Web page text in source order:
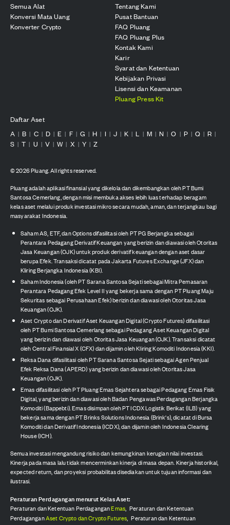
Semua Alat
Konversi Mata Uang
Konverter Crypto
Tentang Kami
Pusat Bantuan
FAQ Pluang
FAQ Pluang Plus
Kontak Kami
Karir
Syarat dan Ketentuan
Kebijakan Privasi
Lisensi dan Keamanan
Pluang Press Kit
Daftar Aset
A | B | C | D | E | F | G | H | I | J | K | L | M | N | O | P | Q | R |
S | T | U | V | W | X | Y | Z
©2026Pluang. All rights reserved.
Pluang adalah aplikasi finansial yang dikelola dan dikembangkan oleh PT Bumi
Santosa Cemerlang, dengan misi membuka akses lebih luas terhadap beragam
kelas aset melalui produk investasi mikro secara mudah, aman, dan terjangkau bagi
masyarakat Indonesia.
Saham AS, ETF, dan Options difasilitasi oleh PT PG Berjangka sebagai
Perantara Pedagang Derivatif Keuangan yang berizin dan diawasi oleh Otoritas
Jasa Keuangan (OJK) untuk produk derivatif keuangan dengan aset dasar
berupa Efek. Transaksi dicatat pada Jakarta Futures Exchange (JFX) dan
Kliring Berjangka Indonesia (KBI).
Saham Indonesia (oleh PT Sarana Santosa Sejati sebagai Mitra Pemasaran
Perantara Pedagang Efek Level II yang bekerja sama dengan PT Pluang Maju
Sekuritas sebagai Perusahaan Efek) berizin dan diawasi oleh Otoritas Jasa
Keuangan (OJK).
Aset Crypto dan Derivatif Aset Keuangan Digital (Crypto Futures) difasilitasi
oleh PT Bumi Santosa Cemerlang sebagai Pedagang Aset Keuangan Digital
yang berizin dan diawasi oleh Otoritas Jasa Keuangan (OJK). Transaksi dicatat
oleh Central Finansial X (CFX) dan dijamin oleh Kliring Komoditi Indonesia (KKI).
Reksa Dana difasilitasi oleh PT Sarana Santosa Sejati sebagai Agen Penjual
Efek Reksa Dana (APERD) yang berizin dan diawasi oleh Otoritas Jasa
Keuangan (OJK).
Emas difasilitasi oleh PT Pluang Emas Sejahtera sebagai Pedagang Emas Fisik
Digital, yang berizin dan diawasi oleh Badan Pengawas Perdagangan Berjangka
Komoditi (Bappebti). Emas disimpan oleh PT ICDX Logistik Berikat (ILB) yang
bekerja sama dengan PT Brinks Solutions Indonesia (Brink's), dicatat di Bursa
Komoditi dan Derivatif Indonesia (ICDX), dan dijamin oleh Indonesia Clearing
House (ICH).
Semua investasi mengandung risiko dan kemungkinan kerugian nilai investasi.
Kinerja pada masa lalu tidak mencerminkan kinerja di masa depan. Kinerja historikal,
expected return, dan proyeksi probabilitas disediakan untuk tujuan informasi dan
ilustrasi.
Peraturan Perdagangan menurut Kelas Aset:
Peraturan dan Ketentuan PerdaganganEmas, Peraturan dan Ketentuan
PerdaganganAset Crypto dan Crypto Futures, Peraturan dan Ketentuan